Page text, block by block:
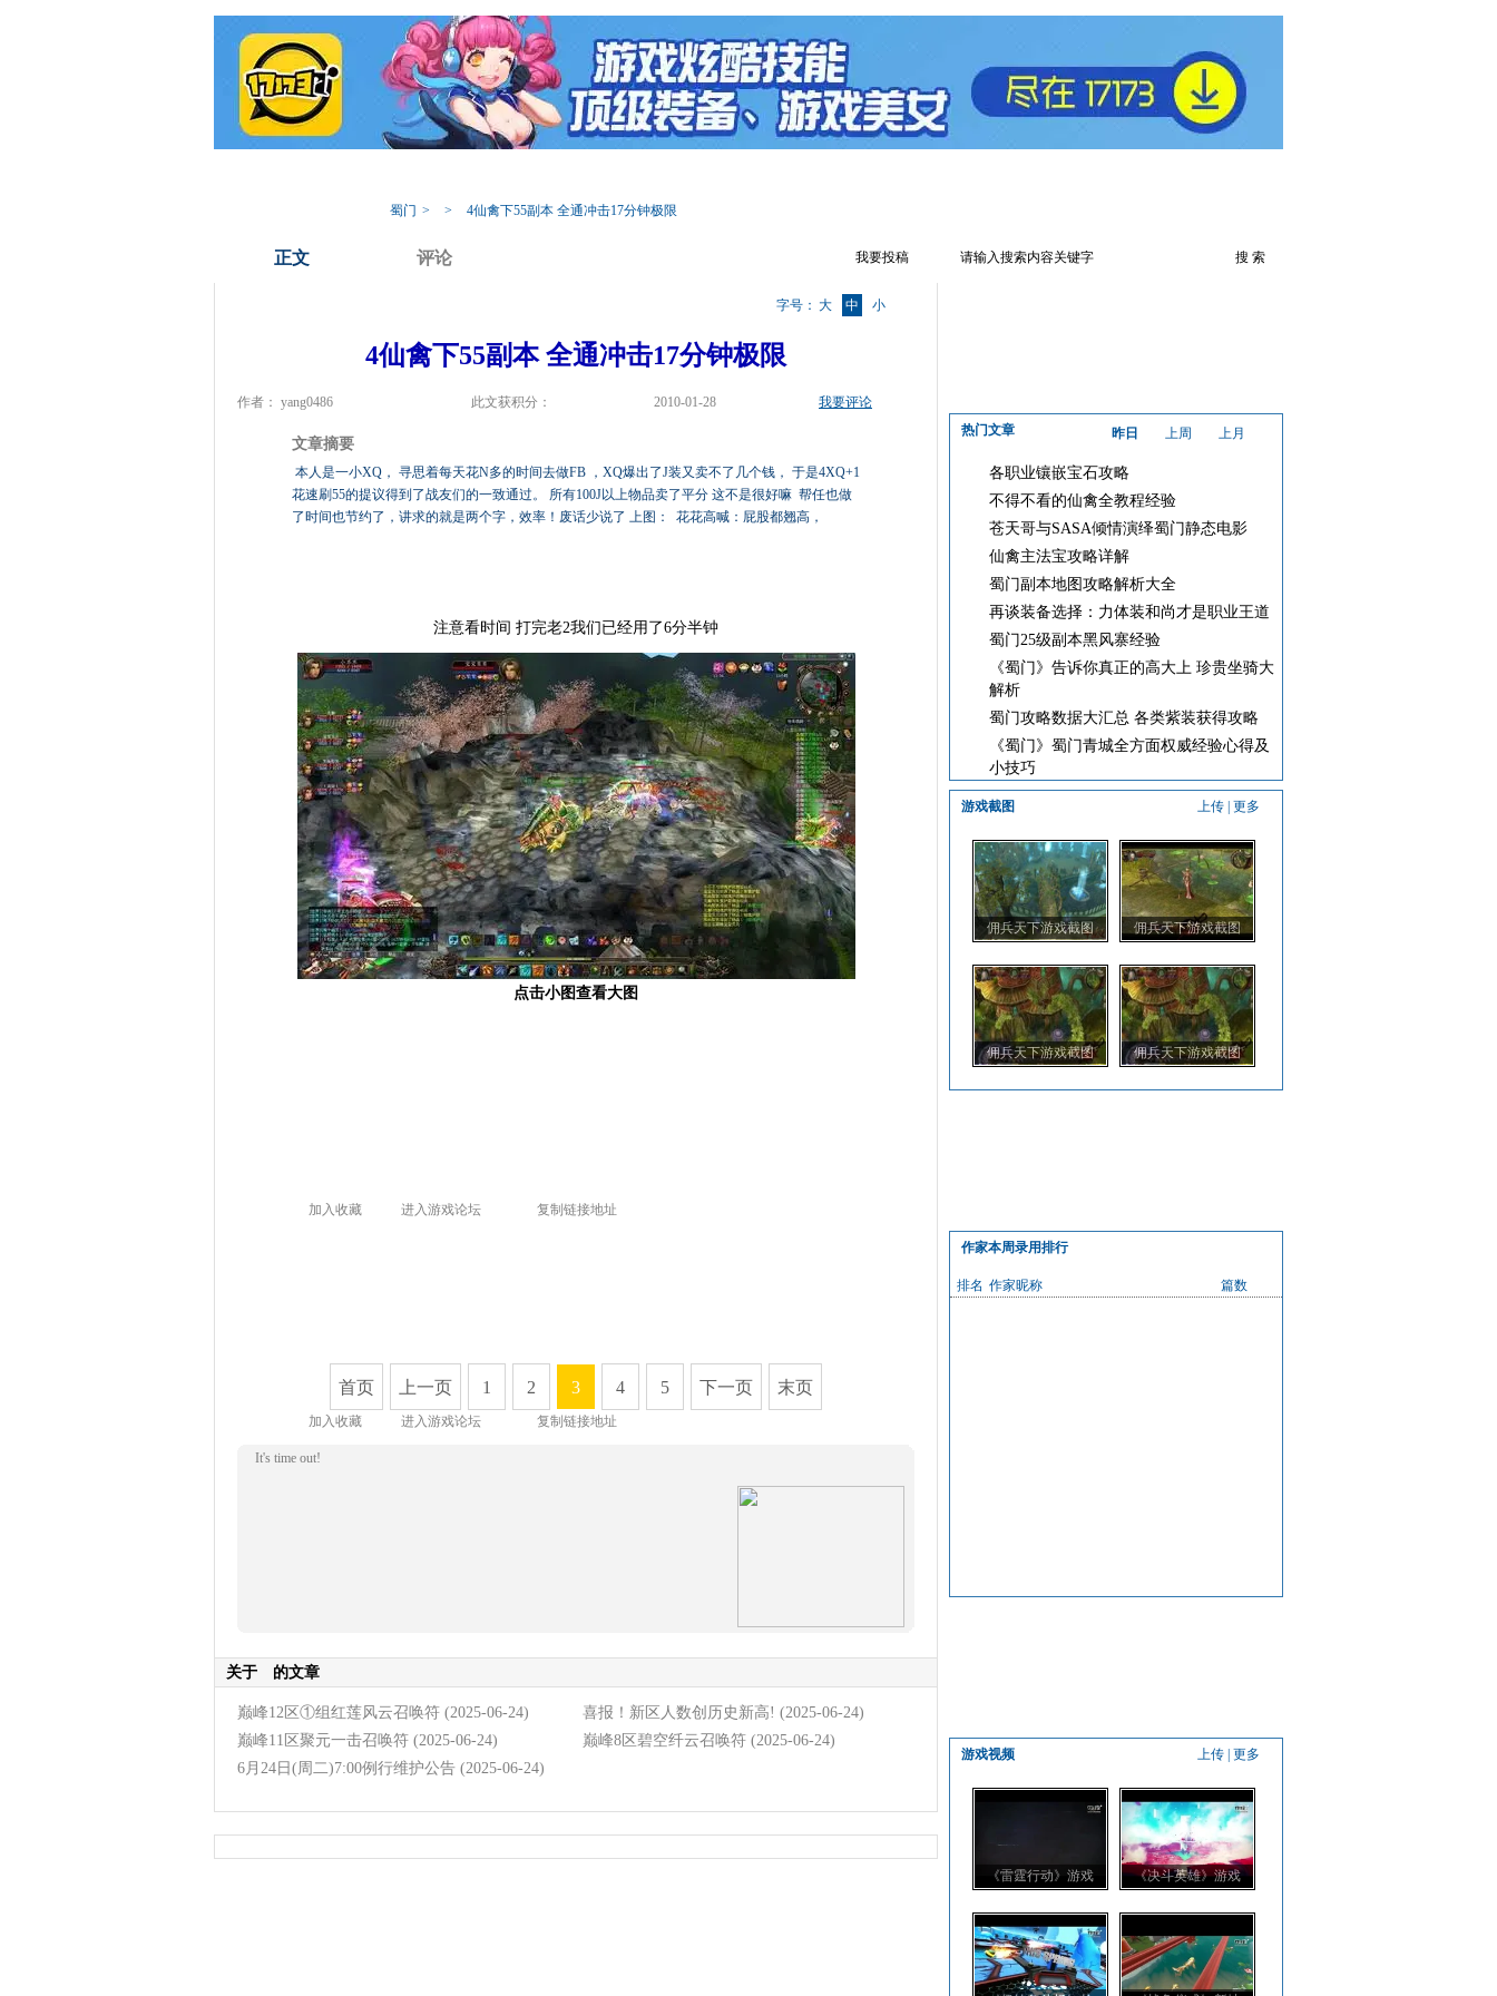
蜀门 > > 4仙禽下55副本 全通冲击17分钟极限
正文 评论 我要投稿
字号： 大 中 小
4仙禽下55副本 全通冲击17分钟极限
作者： yang0486 此文获积分： 2010-01-28 我要评论
文章摘要
本人是一小XQ， 寻思着每天花N多的时间去做FB ，XQ爆出了J装又卖不了几个钱， 于是4XQ+1
花速刷55的提议得到了战友们的一致通过。 所有100J以上物品卖了平分 这不是很好嘛 帮任也做
了时间也节约了，讲求的就是两个字，效率！废话少说了 上图： 花花高喊：屁股都翘高，
注意看时间 打完老2我们已经用了6分半钟
点击小图查看大图
加入收藏 进入游戏论坛 复制链接地址
首页 上一页 1 2 3 4 5 下一页 末页
加入收藏 进入游戏论坛 复制链接地址
It's time out!
关于 的文章
巅峰12区①组红莲风云召唤符 (2025-06-24) 喜报！新区人数创历史新高! (2025-06-24)
巅峰11区聚元一击召唤符 (2025-06-24) 巅峰8区碧空纤云召唤符 (2025-06-24)
6月24日(周二)7:00例行维护公告 (2025-06-24)
热门文章 昨日 上周 上月
各职业镶嵌宝石攻略
不得不看的仙禽全教程经验
苍天哥与SASA倾情演绎蜀门静态电影
仙禽主法宝攻略详解
蜀门副本地图攻略解析大全
再谈装备选择：力体装和尚才是职业王道
蜀门25级副本黑风寨经验
《蜀门》告诉你真正的高大上 珍贵坐骑大
解析
蜀门攻略数据大汇总 各类紫装获得攻略
《蜀门》蜀门青城全方面权威经验心得及
小技巧
上传 更多
游戏截图
佣兵天下游戏截图 佣兵天下游戏截图
佣兵天下游戏截图 佣兵天下游戏截图
作家本周录用排行
篇数
排名 作家昵称
上传 更多
游戏视频
《雷霆行动》游戏 《决斗英雄》游戏